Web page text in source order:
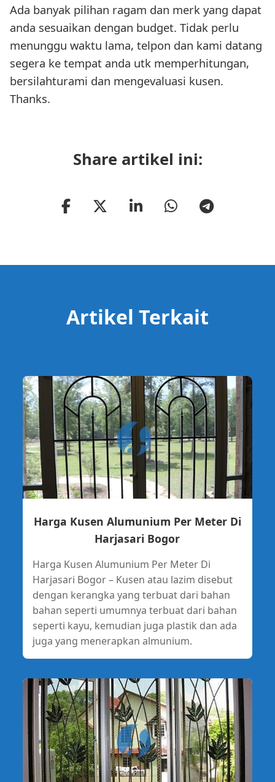
Ada banyak pilihan ragam dan merk yang dapat
anda sesuaikan dengan budget. Tidak perlu
menunggu waktu lama, telpon dan kami datang
segera ke tempat anda utk memperhitungan,
bersilahturami dan mengevaluasi kusen.
Thanks.
Share artikel ini:
Artikel Terkait
Harga Kusen Alumunium Per Meter Di
Harjasari Bogor
Harga Kusen Alumunium Per Meter Di
Harjasari Bogor – Kusen atau lazim disebut
dengan kerangka yang terbuat dari bahan
bahan seperti umumnya terbuat dari bahan
seperti kayu, kemudian juga plastik dan ada
juga yang menerapkan almunium.